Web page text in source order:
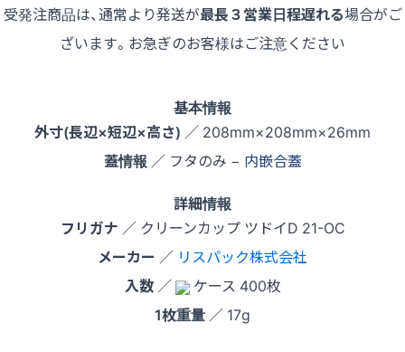
受発注商品は、通常より発送が最長３営業日程遅れる場合がご
ざいます。お急ぎのお客様はご注意ください
基本情報
外寸(長辺×短辺×高さ) ／ 208mm×208mm×26mm
蓋情報 ／ フタのみ − 内嵌合蓋
詳細情報
フリガナ ／ クリーンカップ ツドイD 21-OC
メーカー ／ リスパック株式会社
入数／
ケース 400枚
1枚重量 ／ 17g